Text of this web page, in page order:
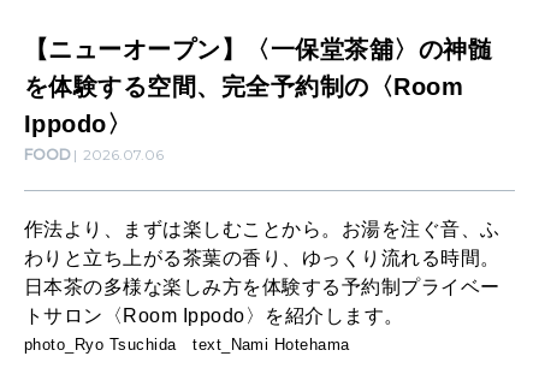
算命学がわかる今月のあなた
LEARN
知る、考える
SUSTAINABLE
わたしができること
保
堂
茶
舖
の
神
髄
【ニューオープン】〈一保堂茶舖〉の神髄
を体験する空間、完全予約制の〈Room
Ippodo〉
FOOD 2026.07.06
作法より、まずは楽しむことから。お湯を注ぐ音、ふ
わりと立ち上がる茶葉の香り、ゆっくり流れる時間。
日本茶の多様な楽しみ方を体験する予約制プライベー
トサロン〈Room Ippodo〉を紹介します。
photo_Ryo Tsuchida text_Nami Hotehama